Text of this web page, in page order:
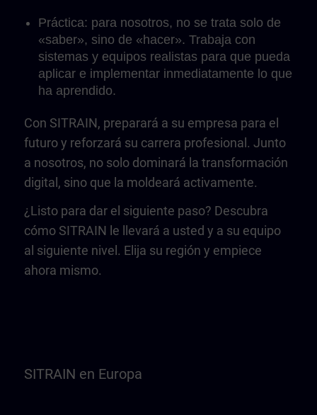
Práctica: para nosotros, no se trata solo de
«saber», sino de «hacer». Trabaja con
sistemas y equipos realistas para que pueda
aplicar e implementar inmediatamente lo que
ha aprendido.
Con SITRAIN, preparará a su empresa para el
futuro y reforzará su carrera profesional. Junto
a nosotros, no solo dominará la transformación
digital, sino que la moldeará activamente.
¿Listo para dar el siguiente paso? Descubra
cómo SITRAIN le llevará a usted y a su equipo
al siguiente nivel. Elija su región y empiece
ahora mismo.
SITRAIN en Europa